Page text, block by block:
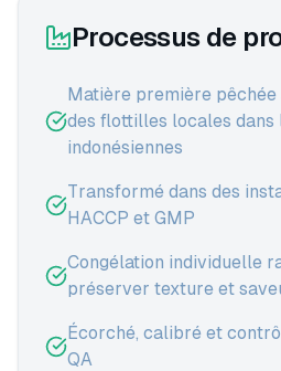
Processus de
Matière première
des flottilles locales dans
indonésiennes
Transformé dans des
HACCP et GMP
Congélation individuelle
préserver texture et
Écorché, calibré et
QA